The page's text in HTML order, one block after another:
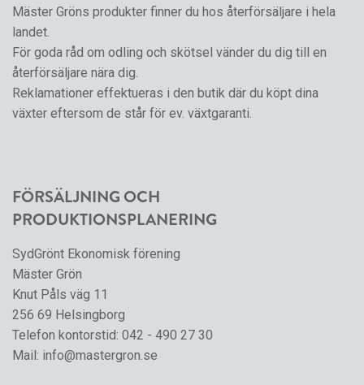
Mäster Gröns produkter finner du hos återförsäljare i hela
landet.
För goda råd om odling och skötsel vänder du dig till en
återförsäljare nära dig.
Reklamationer effektueras i den butik där du köpt dina
växter eftersom de står för ev. växtgaranti.
FÖRSÄLJNING OCH
PRODUKTIONSPLANERING
SydGrönt Ekonomisk förening
Mäster Grön
Knut Påls väg 11
256 69 Helsingborg
Telefon kontorstid: 042 - 490 27 30
Mail: info@mastergron.se